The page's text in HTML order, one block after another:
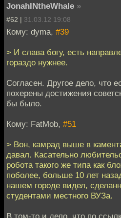
JonahINtheWhale »
#62 | 31.03.12 19:08
Кому: dyma, #39
> И слава богу, есть
гораздо нужнее.
Согласен. Другое дело, что
похерены достижения
бы было.
Кому: FatMob, #51
> Вон, камрад выше в
давал. Касательно
робота такого же типа как
поболее, больше 10 лет
нашем городе видел,
студентами местного ВУЗа.